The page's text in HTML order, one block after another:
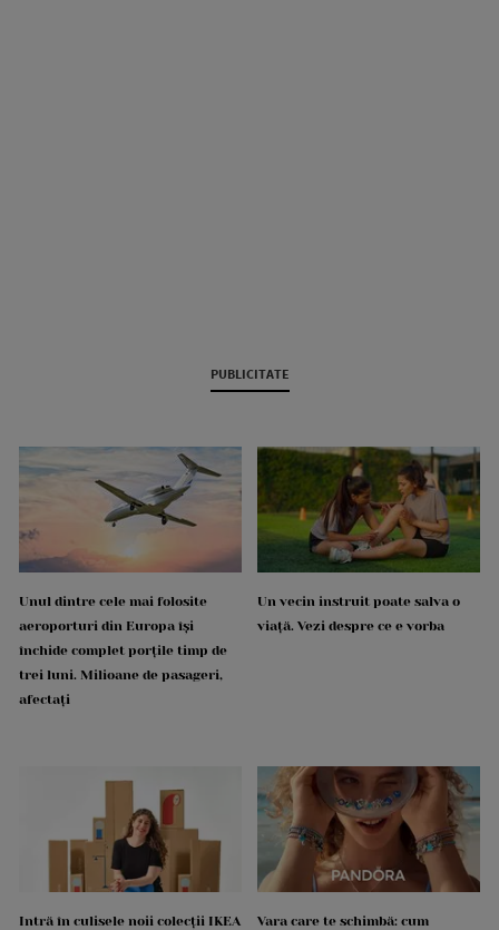
PUBLICITATE
Unul dintre cele mai folosite
aeroporturi din Europa își
închide complet porțile timp de
trei luni. Milioane de pasageri,
afectați
Un vecin instruit poate salva o
viață. Vezi despre ce e vorba
Intră în culisele noii colecții IKEA
Vara care te schimbă: cum